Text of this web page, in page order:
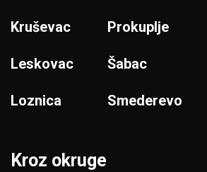
Kruševac
Leskovac
Loznica
Prokuplje
Šabac
Smederevo
Kroz okruge